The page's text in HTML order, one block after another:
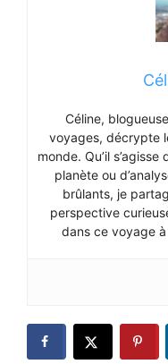
Céline,
voyages, décrypte
monde. Qu’il
planète ou
brûlants, je
perspective
dans ce voyage